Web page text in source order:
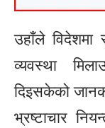
उहाँले विदेशमा
व्यवस्था
दिइसकेको
भ्रष्टाचार